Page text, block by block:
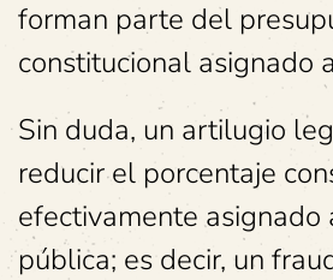
forman parte del
constitucional asignado
Sin duda, un artilugio
reducir el porcentaje
efectivamente asignado
pública; es decir, un